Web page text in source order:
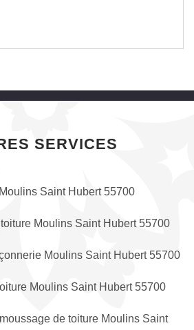
SERVICES
Saint Hubert 55700
Moulins Saint Hubert 55700
Moulins Saint Hubert 55700
Moulins Saint Hubert 55700
de toiture Moulins Saint